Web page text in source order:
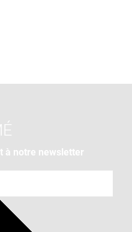
à notre newsletter